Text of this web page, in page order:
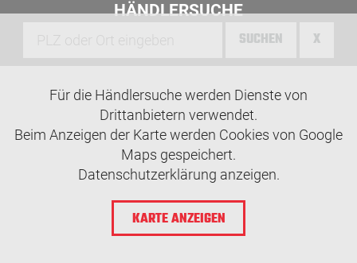
HÄNDLERSUCHE
SUCHEN X
Für die Händlersuche werden Dienste von
Drittanbietern verwendet.
Beim Anzeigen der Karte werden Cookies von Google
Maps gespeichert.
Datenschutzerklärung anzeigen.
KARTE ANZEIGEN